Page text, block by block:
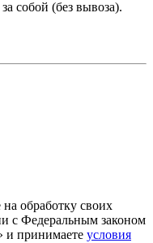
собой (без вывоза).
на обработку своих
с Федеральным законом
принимаете условия